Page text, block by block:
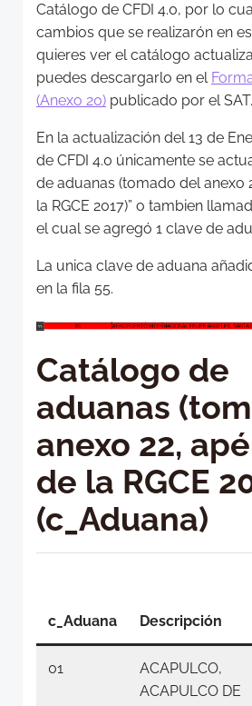
Catálogo de CFDI 4.0, por lo
cambios que se realizarón en
quieres ver el catálogo
puedes descargarlo en el
(Anexo 20) publicado por el SAT.
En la actualización del 13 de
de CFDI 4.0 únicamente se
de aduanas (tomado del anexo
la RGCE 2017)” o tambien
el cual se agregó 1 clave de
La unica clave de aduana
en la fila 55.
Catálogo de
aduanas
anexo 22,
de la RGCE
(c_Aduana)
c_Aduana Descripción
01
ACAPULCO,
ACAPULCO DE